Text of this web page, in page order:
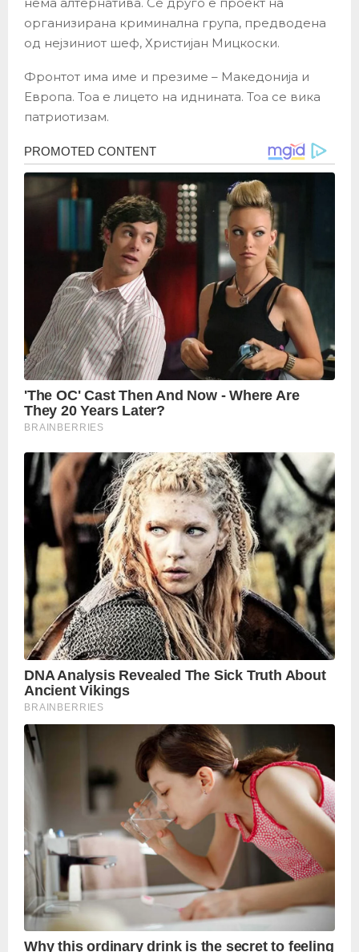
нема алтернатива. Сè друго е проект на
организирана криминална група, предводена
од нејзиниот шеф, Христијан Мицкоски.
Фронтот има име и презиме – Македонија и
Европа. Тоа е лицето на иднината. Тоа се вика
патриотизам.